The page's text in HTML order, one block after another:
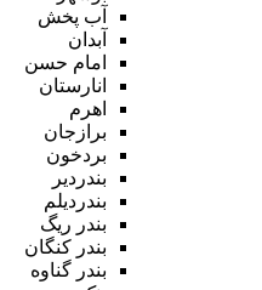
آب پخش
آبدان
امام حسن
انارستان
اهرم
برازجان
بردخون
بندردیر
بندردیلم
بندر ریگ
بندر کنگان
بندر گناوه